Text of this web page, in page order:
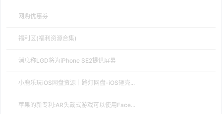
网购优惠券
福利区(福利资源合集)
消息称LGD将为iPhone SE2提供屏幕
小鹿乐玩iOS网盘资源｜路灯网盘-iOS砸壳...
苹果的新专利:AR头戴式游戏可以使用Face...